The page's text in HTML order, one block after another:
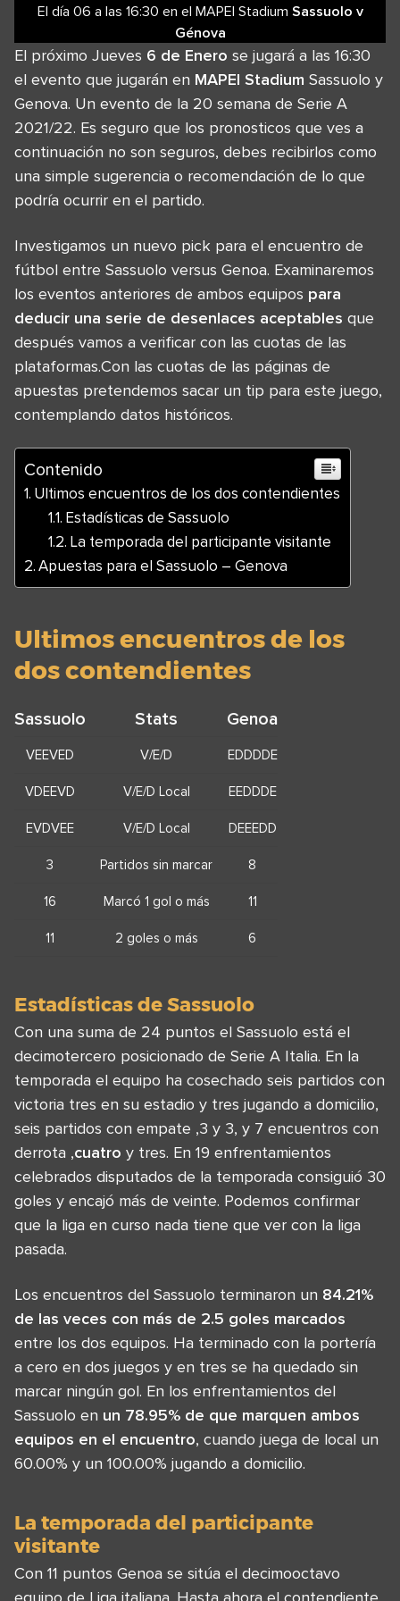
El día 06 a las 16:30 en el MAPEI Stadium Sassuolo v
Génova
El próximo Jueves 6 de Enero se jugará a las 16:30
el evento que jugarán en MAPEI Stadium Sassuolo y
Genova. Un evento de la 20 semana de Serie A
2021/22. Es seguro que los pronosticos que ves a
continuación no son seguros, debes recibirlos como
una simple sugerencia o recomendación de lo que
podría ocurrir en el partido.
Investigamos un nuevo pick para el encuentro de
fútbol entre Sassuolo versus Genoa. Examinaremos
los eventos anteriores de ambos equipos para
deducir una serie de desenlaces aceptables que
después vamos a verificar con las cuotas de las
plataformas.Con las cuotas de las páginas de
apuestas pretendemos sacar un tip para este juego,
contemplando datos históricos.
Contenido
Ultimos encuentros de los dos contendientes
Estadísticas de Sassuolo
La temporada del participante visitante
Apuestas para el Sassuolo – Genova
Ultimos encuentros de los
dos contendientes
Sassuolo Stats Genoa
VEEVED V/E/D EDDDDE
VDEEVD V/E/D Local EEDDDE
EVDVEE V/E/D Local DEEEDD
3 Partidos sin marcar 8
16 Marcó 1 gol o más 11
11 2 goles o más 6
Estadísticas de Sassuolo
Con una suma de 24 puntos el Sassuolo está el
decimotercero posicionado de Serie A Italia. En la
temporada el equipo ha cosechado seis partidos con
victoria tres en su estadio y tres jugando a domicilio,
seis partidos con empate ,3 y 3, y 7 encuentros con
derrota ,cuatro y tres. En 19 enfrentamientos
celebrados disputados de la temporada consiguió 30
goles y encajó más de veinte. Podemos confirmar
que la liga en curso nada tiene que ver con la liga
pasada.
Los encuentros del Sassuolo terminaron un 84.21%
de las veces con más de 2.5 goles marcados
entre los dos equipos. Ha terminado con la portería
a cero en dos juegos y en tres se ha quedado sin
marcar ningún gol. En los enfrentamientos del
Sassuolo en un 78.95% de que marquen ambos
equipos en el encuentro, cuando juega de local un
60.00% y un 100.00% jugando a domicilio.
La temporada del participante
visitante
Con 11 puntos Genoa se sitúa el decimooctavo
equipo de Liga italiana. Hasta ahora el contendiente